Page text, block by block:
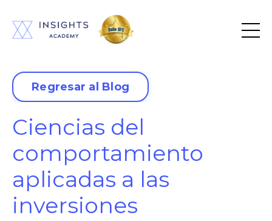
Regresar al Blog
Ciencias del
comportamiento
aplicadas a las
inversiones